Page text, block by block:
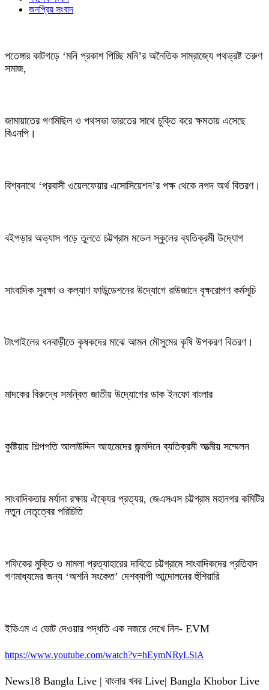
জনপ্রিয় সংবাদ
পতেঙ্গার কাটগড়ে ‘মনি প্রকাশ পিচ্ছি মনি’র অনৈতিক সাম্রাজ্যে পথভ্রষ্ট তরুণ
সমাজ,
জামায়াতের গণমিছিল ও পথসভা ভারতের সাথে চুক্তি করে ক্ষমতায় এসেছে
বিএনপি।
বিশ্বনাথে ‘প্রবাসী ওয়েলফেয়ার এসোসিয়েশন’র পক্ষ থেকে নগদ অর্থ বিতরণ।
বইপড়ার অভ্যাস গড়ে তুলতে চট্টগ্রাম মডেল স্কুলের ব্যতিক্রমী উদ্যোগ
সাংবাদিক সুরক্ষা ও কল্যাণ ফাউন্ডেশনের উদ্যোগে রাউজানে বৃক্ষরোপণ কর্মসূচি
টাংগাইলের ধনবাড়ীতে কৃষকদের মাঝে আমন মৌসুমের কৃষি উপকরণ বিতরণ।
মাদকের বিরুদ্ধে সমন্বিত জাতীয় উদ্যোগের ডাক ইনফো বাংলার
কুষ্টিয়ায় শিল্পপতি আলাউদ্দিন আহমেদের জন্মদিনে ব্যতিক্রমী আত্মীয় সম্মেলন
সাংবাদিকতার মর্যাদা রক্ষায় ঐক্যের প্রত্যয়, জেএসএস চট্টগ্রাম মহানগর কমিটির
নতুন নেতৃত্বের পরিচিতি
শফিকের মুক্তি ও মামলা প্রত্যাহারের দাবিতে চট্টগ্রামে সাংবাদিকদের প্রতিবাদ
গণমাধ্যমের জন্য ‘অশনি সংকেত’ দেশব্যাপী আন্দোলনের হুঁশিয়ারি
ইভিএম এ ভোট দেওয়ার পদ্ধতি এক নজরে দেখে নিন- EVM
https://www.youtube.com/watch?v=hEymNRyLSiA
News18 Bangla Live | বাংলার খবর Live| Bangla Khobor Live